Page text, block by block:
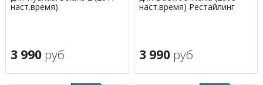
наст.время)
3 990 руб
наст.время) Рестайлинг
3 990 руб